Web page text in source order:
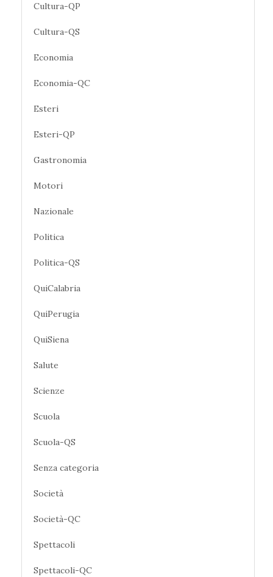
Cultura-QP
Cultura-QS
Economia
Economia-QC
Esteri
Esteri-QP
Gastronomia
Motori
Nazionale
Politica
Politica-QS
QuiCalabria
QuiPerugia
QuiSiena
Salute
Scienze
Scuola
Scuola-QS
Senza categoria
Società
Società-QC
Spettacoli
Spettacoli-QC